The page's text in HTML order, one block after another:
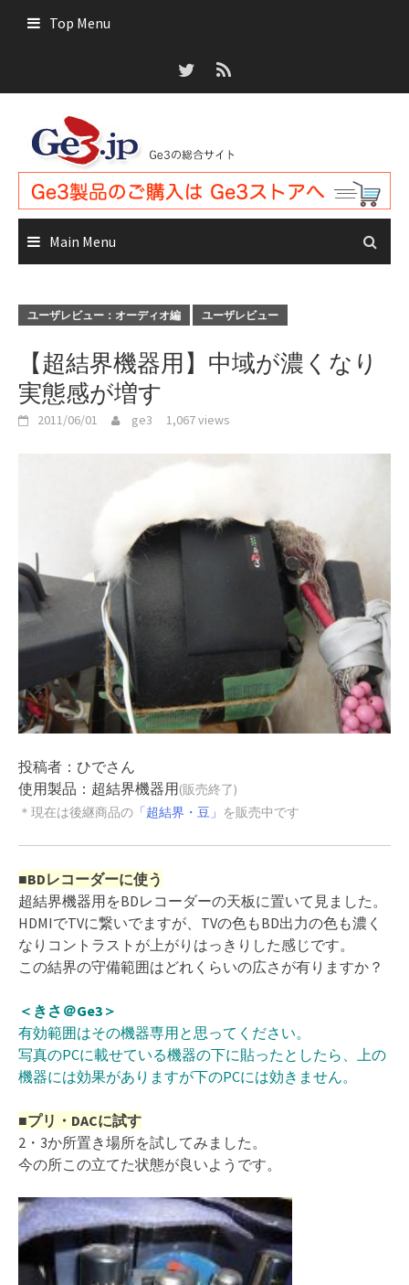
Top Menu
Main Menu
ユーザレビュー：オーディオ編 ユーザレビュー
【超結界機器用】中域が濃くなり
実態感が増す
2011/06/01 ge3 1,067 views
投稿者：ひでさん
使用製品：超結界機器用(販売終了)
＊現在は後継商品の 「超結界・豆」 を販売中です
■BDレコーダーに使う
超結界機器用をBDレコーダーの天板に置いて見ました。
HDMIでTVに繋いでますが、TVの色もBD出力の色も濃く
なりコントラストが上がりはっきりした感じです。
この結界の守備範囲はどれくらいの広さが有りますか？
＜きさ＠Ge3＞
有効範囲はその機器専用と思ってください。
写真のPCに載せている機器の下に貼ったとしたら、上の
機器には効果がありますが下のPCには効きません。
■プリ・DACに試す
2・3か所置き場所を試してみました。
今の所この立てた状態が良いようです。